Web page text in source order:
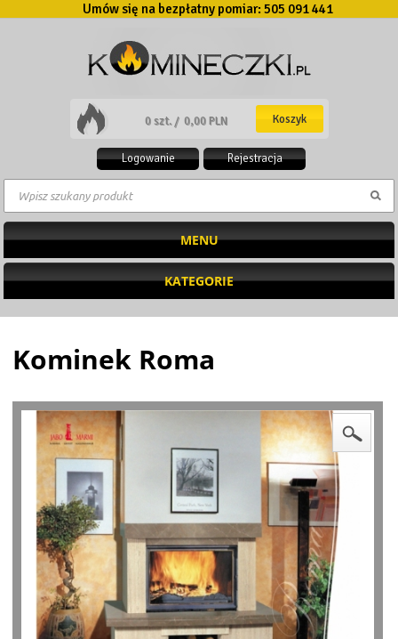
Umów się na bezpłatny pomiar: 505 091 441
0 szt. / 0,00 PLN Koszyk
Rejestracja
Logowanie
MENU
KATEGORIE
Kominek Roma